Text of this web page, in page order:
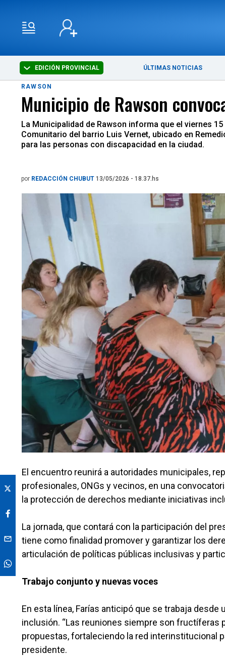
EDICIÓN PROVINCIAL ÚLTIMAS NOTICIAS
RAWSON
Municipio de Rawson
La Municipalidad de Rawson informa que el viernes
Comunitario del barrio Luis Vernet, ubicado en
para las personas con discapacidad en la ciudad.
por REDACCIÓN CHUBUT 13/05/2026 - 18.37.hs
El encuentro reunirá a autoridades municipales,
profesionales, ONGs y vecinos, en una
la protección de derechos mediante iniciativas
La jornada, que contará con la participación del
tiene como finalidad promover y garantizar los
articulación de políticas públicas inclusivas y
Trabajo conjunto y nuevas voces
En esta línea, Farías anticipó que se trabaja
inclusión. “Las reuniones siempre son fructíferas
propuestas, fortaleciendo la red interinstitucional
presidente.